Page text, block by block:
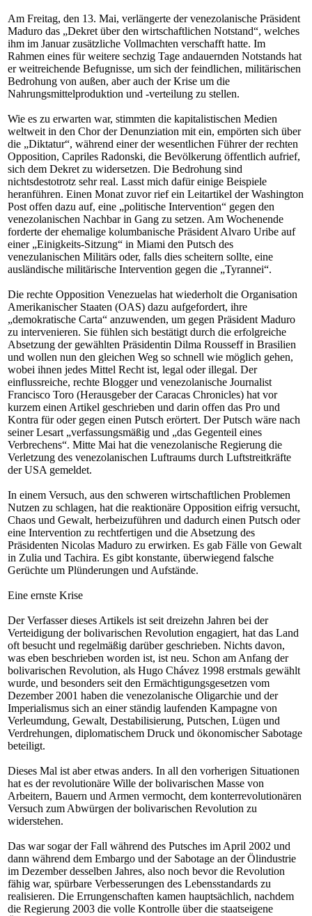
Am Freitag, den 13. Mai, verlängerte der venezolanische Präsident
Maduro das „Dekret über den wirtschaftlichen Notstand“, welches
ihm im Januar zusätzliche Vollmachten verschafft hatte. Im
Rahmen eines für weitere sechzig Tage andauernden Notstands hat
er weitreichende Befugnisse, um sich der feindlichen, militärischen
Bedrohung von außen, aber auch der Krise um die
Nahrungsmittelproduktion und -verteilung zu stellen.
Wie es zu erwarten war, stimmten die kapitalistischen Medien
weltweit in den Chor der Denunziation mit ein, empörten sich über
die „Diktatur“, während einer der wesentlichen Führer der rechten
Opposition, Capriles Radonski, die Bevölkerung öffentlich aufrief,
sich dem Dekret zu widersetzen. Die Bedrohung sind
nichtsdestotrotz sehr real. Lasst mich dafür einige Beispiele
heranführen. Einen Monat zuvor rief ein Leitartikel der Washington
Post offen dazu auf, eine „politische Intervention“ gegen den
venezolanischen Nachbar in Gang zu setzen. Am Wochenende
forderte der ehemalige kolumbanische Präsident Alvaro Uribe auf
einer „Einigkeits-Sitzung“ in Miami den Putsch des
venezulanischen Militärs oder, falls dies scheitern sollte, eine
ausländische militärische Intervention gegen die „Tyrannei“.
Die rechte Opposition Venezuelas hat wiederholt die Organisation
Amerikanischer Staaten (OAS) dazu aufgefordert, ihre
„demokratische Carta“ anzuwenden, um gegen Präsident Maduro
zu intervenieren. Sie fühlen sich bestätigt durch die erfolgreiche
Absetzung der gewählten Präsidentin Dilma Rousseff in Brasilien
und wollen nun den gleichen Weg so schnell wie möglich gehen,
wobei ihnen jedes Mittel Recht ist, legal oder illegal. Der
einflussreiche, rechte Blogger und venezolanische Journalist
Francisco Toro (Herausgeber der Caracas Chronicles) hat vor
kurzem einen Artikel geschrieben und darin offen das Pro und
Kontra für oder gegen einen Putsch erörtert. Der Putsch wäre nach
seiner Lesart „verfassungsmäßig und „das Gegenteil eines
Verbrechens“. Mitte Mai hat die venezolanische Regierung die
Verletzung des venezolanischen Luftraums durch Luftstreitkräfte
der USA gemeldet.
In einem Versuch, aus den schweren wirtschaftlichen Problemen
Nutzen zu schlagen, hat die reaktionäre Opposition eifrig versucht,
Chaos und Gewalt, herbeizuführen und dadurch einen Putsch oder
eine Intervention zu rechtfertigen und die Absetzung des
Präsidenten Nicolas Maduro zu erwirken. Es gab Fälle von Gewalt
in Zulia und Tachira. Es gibt konstante, überwiegend falsche
Gerüchte um Plünderungen und Aufstände.
Eine ernste Krise
Der Verfasser dieses Artikels ist seit dreizehn Jahren bei der
Verteidigung der bolivarischen Revolution engagiert, hat das Land
oft besucht und regelmäßig darüber geschrieben. Nichts davon,
was eben beschrieben worden ist, ist neu. Schon am Anfang der
bolivarischen Revolution, als Hugo Chávez 1998 erstmals gewählt
wurde, und besonders seit den Ermächtigungsgesetzen vom
Dezember 2001 haben die venezolanische Oligarchie und der
Imperialismus sich an einer ständig laufenden Kampagne von
Verleumdung, Gewalt, Destabilisierung, Putschen, Lügen und
Verdrehungen, diplomatischem Druck und ökonomischer Sabotage
beteiligt.
Dieses Mal ist aber etwas anders. In all den vorherigen Situationen
hat es der revolutionäre Wille der bolivarischen Masse von
Arbeitern, Bauern und Armen vermocht, dem konterrevolutionären
Versuch zum Abwürgen der bolivarischen Revolution zu
widerstehen.
Das war sogar der Fall während des Putsches im April 2002 und
dann während dem Embargo und der Sabotage an der Ölindustrie
im Dezember desselben Jahres, also noch bevor die Revolution
fähig war, spürbare Verbesserungen des Lebensstandards zu
realisieren. Die Errungenschaften kamen hauptsächlich, nachdem
die Regierung 2003 die volle Kontrolle über die staatseigene